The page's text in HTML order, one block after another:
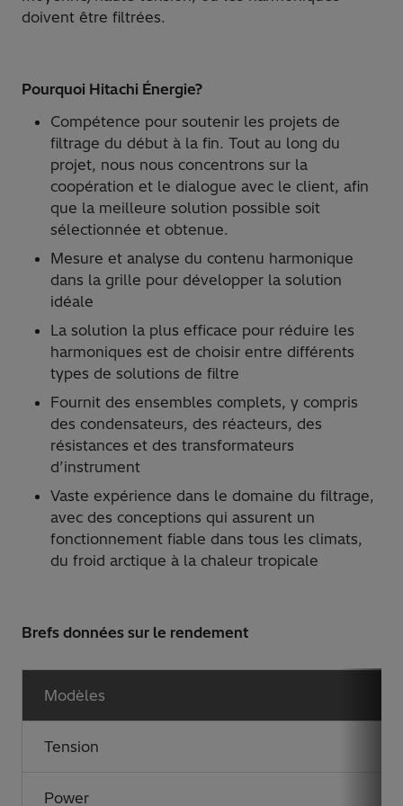
doivent être filtrées.
Pourquoi Hitachi Énergie?
Compétence pour soutenir les projets de
filtrage du début à la fin. Tout au long du
projet, nous nous concentrons sur la
coopération et le dialogue avec le client, afin
que la meilleure solution possible soit
sélectionnée et obtenue.
Mesure et analyse du contenu harmonique
dans la grille pour développer la solution
idéale
La solution la plus efficace pour réduire les
harmoniques est de choisir entre différents
types de solutions de filtre
Fournit des ensembles complets, y compris
des condensateurs, des réacteurs, des
résistances et des transformateurs
d’instrument
Vaste expérience dans le domaine du filtrage,
avec des conceptions qui assurent un
fonctionnement fiable dans tous les climats,
du froid arctique à la chaleur tropicale
Brefs données sur le rendement
Modèles
Tension
Power